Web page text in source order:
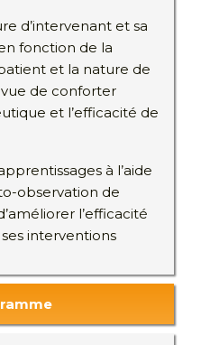
d’intervenant et sa
fonction de la
et la nature de
de conforter
et l’efficacité de
à l’aide
observation de
l’efficacité
interventions